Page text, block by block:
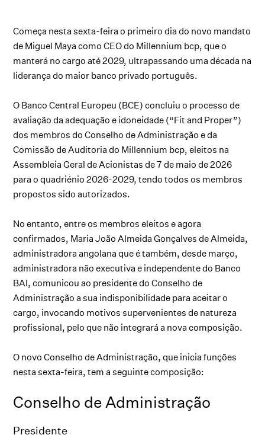
Começa nesta sexta-feira o primeiro dia do novo mandato
de Miguel Maya como CEO do Millennium bcp, que o
manterá no cargo até 2029, ultrapassando uma década na
liderança do maior banco privado português.
O Banco Central Europeu (BCE) concluiu o processo de
avaliação da adequação e idoneidade (“Fit and Proper”)
dos membros do Conselho de Administração e da
Comissão de Auditoria do Millennium bcp, eleitos na
Assembleia Geral de Acionistas de 7 de maio de 2026
para o quadriénio 2026-2029, tendo todos os membros
propostos sido autorizados.
No entanto, entre os membros eleitos e agora
confirmados, Maria João Almeida Gonçalves de Almeida,
administradora angolana que é também, desde março,
administradora não executiva e independente do Banco
BAI, comunicou ao presidente do Conselho de
Administração a sua indisponibilidade para aceitar o
cargo, invocando motivos supervenientes de natureza
profissional, pelo que não integrará a nova composição.
O novo Conselho de Administração, que inicia funções
nesta sexta-feira, tem a seguinte composição:
Conselho de Administração
Presidente